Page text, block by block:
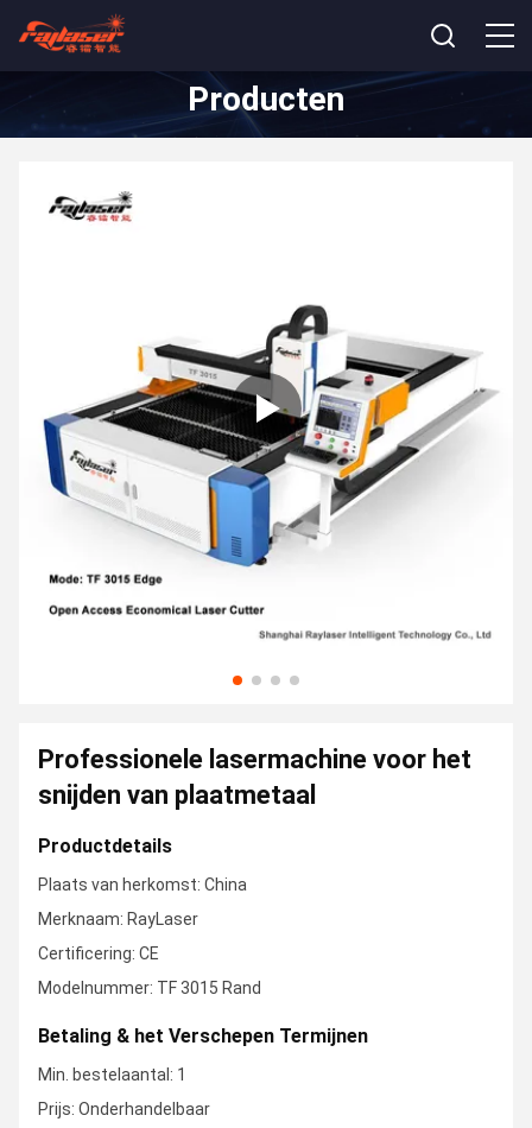
Producten
Professionele lasermachine voor het
snijden van plaatmetaal
Productdetails
Plaats van herkomst: China
Merknaam: RayLaser
Certificering: CE
Modelnummer: TF 3015 Rand
Betaling & het Verschepen Termijnen
Min. bestelaantal: 1
Prijs: Onderhandelbaar